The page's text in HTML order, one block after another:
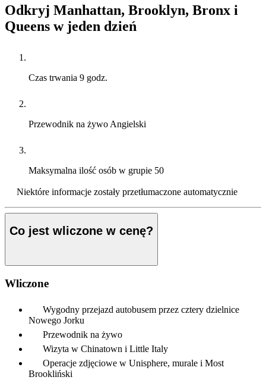
Odkryj Manhattan, Brooklyn, Bronx i
Queens w jeden dzień
Czas trwania 9 godz.
Przewodnik na żywo Angielski
Maksymalna ilość osób w grupie 50
Niektóre informacje zostały przetłumaczone automatycznie
Co jest wliczone w cenę?
Wliczone
Wygodny przejazd autobusem przez cztery dzielnice
Nowego Jorku
Przewodnik na żywo
Wizyta w Chinatown i Little Italy
Operacje zdjęciowe w Unisphere, murale i Most
Brookliński